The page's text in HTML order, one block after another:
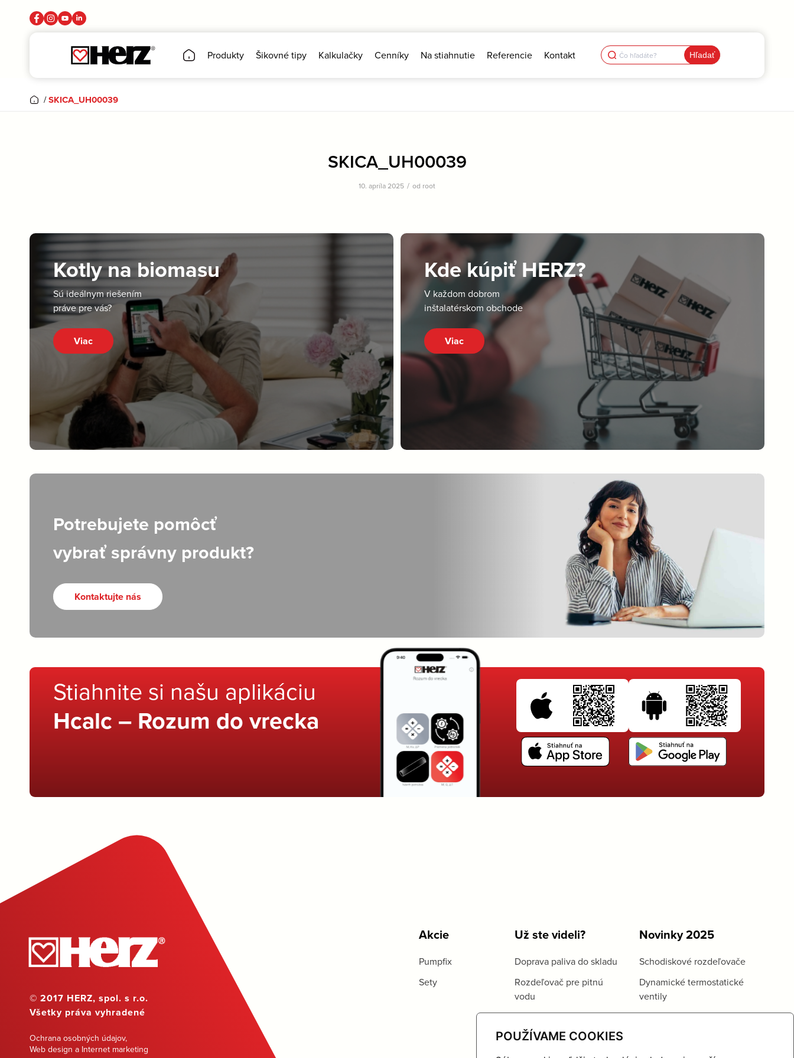
POUŽÍVAME COOKIES
Produkty Šikovné tipy Kalkulačky Cenníky Na stiahnutie Referencie Kontakt Search
for:
/SKICA_UH00039
SKICA_UH00039
10. apríla 2025 / od root
Kotly na biomasu
Sú ideálnym riešením
práve pre vás?
Viac
Kde kúpiť HERZ?
V každom dobrom
inštalatérskom obchode
Viac
Potrebujete pomôcť
vybrať správny produkt?
Kontaktujte nás
Stiahnite si našu aplikáciu
Hcalc – Rozum do vrecka
© 2017 HERZ, spol. s r.o.
Všetky práva vyhradené
Ochrana osobných údajov,
Web design a Internet marketing
Akcie
Pumpfix
Sety
Už ste videli?
Doprava paliva do skladu
Rozdeľovač pre pitnú
vodu
Novinky 2025
Schodiskové rozdeľovače
Dynamické termostatické
ventily